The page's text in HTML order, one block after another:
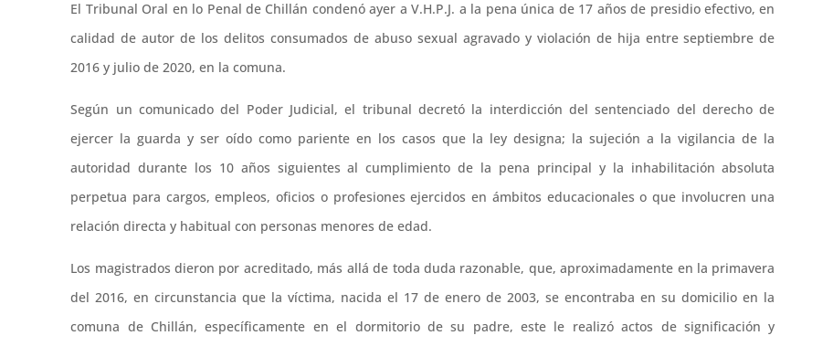
El Tribunal Oral en lo Penal de Chillán condenó ayer a V.H.P.J. a la pena única de 17 años de presidio efectivo, en
calidad de autor de los delitos consumados de abuso sexual agravado y violación de hija entre septiembre de
2016 y julio de 2020, en la comuna.
Según un comunicado del Poder Judicial, el tribunal decretó la interdicción del sentenciado del derecho de
ejercer la guarda y ser oído como pariente en los casos que la ley designa; la sujeción a la vigilancia de la
autoridad durante los 10 años siguientes al cumplimiento de la pena principal y la inhabilitación absoluta
perpetua para cargos, empleos, oficios o profesiones ejercidos en ámbitos educacionales o que involucren una
relación directa y habitual con personas menores de edad.
Los magistrados dieron por acreditado, más allá de toda duda razonable, que, aproximadamente en la primavera
del 2016, en circunstancia que la víctima, nacida el 17 de enero de 2003, se encontraba en su domicilio en la
comuna de Chillán, específicamente en el dormitorio de su padre, este le realizó actos de significación y